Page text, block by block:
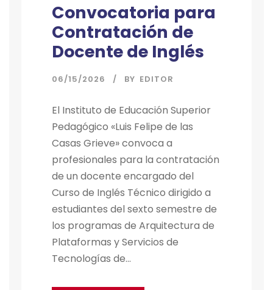
Convocatoria para
Contratación de
Docente de Inglés
06/15/2026 BY EDITOR
El Instituto de Educación Superior
Pedagógico «Luis Felipe de las
Casas Grieve» convoca a
profesionales para la contratación
de un docente encargado del
Curso de Inglés Técnico dirigido a
estudiantes del sexto semestre de
los programas de Arquitectura de
Plataformas y Servicios de
Tecnologías de...